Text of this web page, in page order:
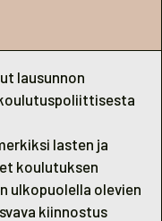
lausunnon
lasten ja
koulutuksen
ulkopuolella olevien
kiinnostus